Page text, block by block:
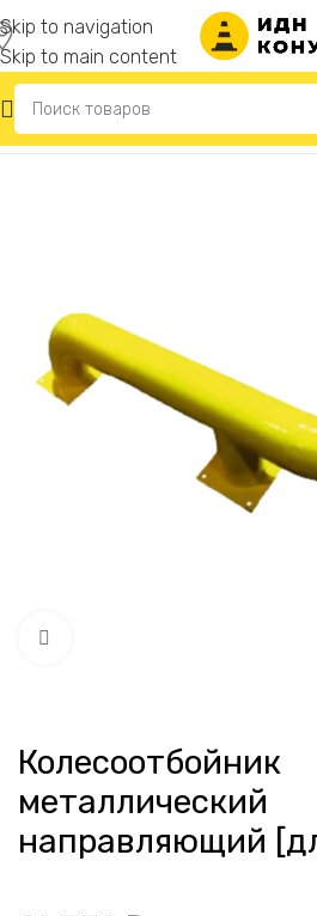
Skip to navigation
Skip to main content
Главная Колесоотбойники
Колесоотбойник
металлический
направляющий